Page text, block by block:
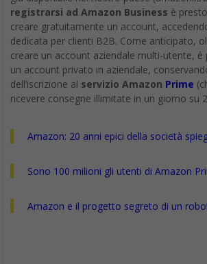
l’Axon M, che era essenzialmente uno
costruito con uno schermo aggiuntivo
Le immagini del progetto Andromeda, che